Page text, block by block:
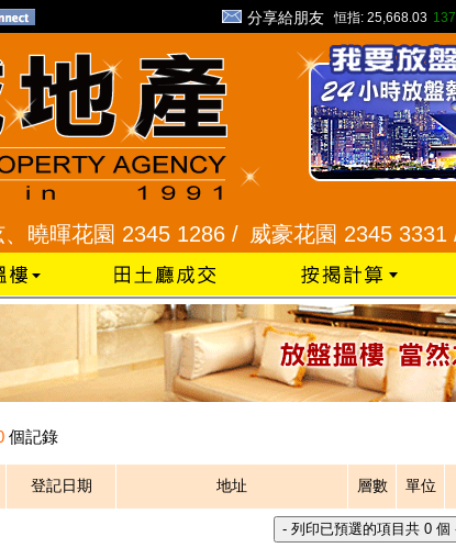
分享給朋友 恒指: 25,668.03
暉花園 2345 1286 /威豪花園 2345 3331 /
個記錄
登記日期 地址 層數 單位